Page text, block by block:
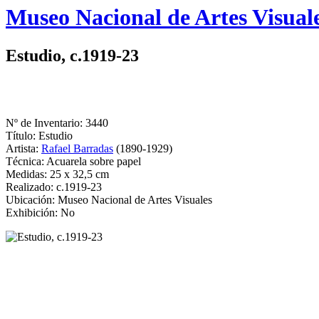
Logo
MNAV
Museo Nacional de Artes
Estudio, c.1919-23
Nº de Inventario: 3440
Título: Estudio
Artista: Rafael Barradas (1890-1929)
Técnica: Acuarela sobre papel
Medidas: 25 x 32,5 cm
Realizado: c.1919-23
Ubicación: Museo Nacional de Artes Visuales
Exhibición: No